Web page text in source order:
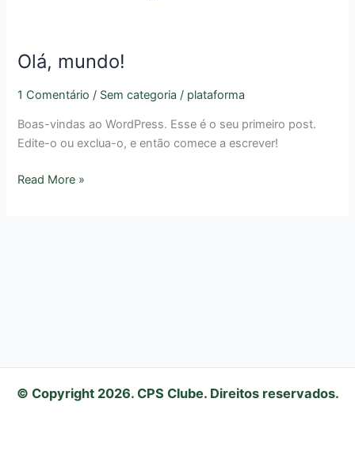
Olá, mundo!
1 Comentário / Sem categoria / plataforma
Boas-vindas ao WordPress. Esse é o seu primeiro post.
Edite-o ou exclua-o, e então comece a escrever!
Olá,
Read More »
© Copyright 2026. CPS Clube. Direitos reservados.